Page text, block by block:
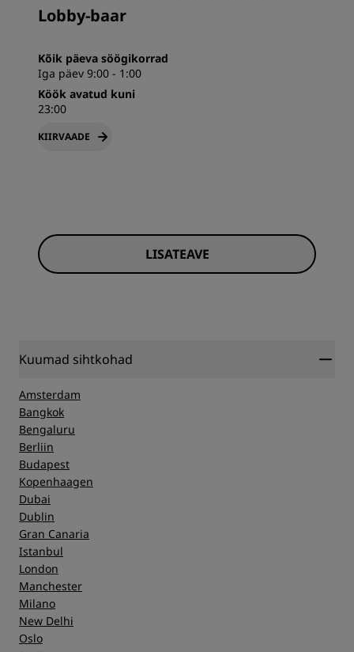
Lobby-baar
Kõik päeva söögikorrad
Iga päev 9:00 - 1:00
Köök avatud kuni
23:00
KIIRVAADE
LISATEAVE
Kuumad sihtkohad
Amsterdam
Bangkok
Bengaluru
Berliin
Budapest
Kopenhaagen
Dubai
Dublin
Gran Canaria
Istanbul
London
Manchester
Milano
New Delhi
Oslo